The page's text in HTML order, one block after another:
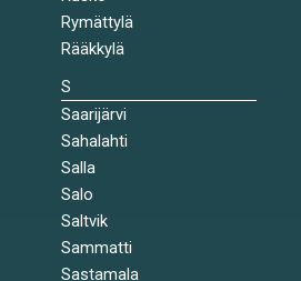
Rymättylä
Rääkkylä
S
Saarijärvi
Sahalahti
Salla
Salo
Saltvik
Sammatti
Sastamala